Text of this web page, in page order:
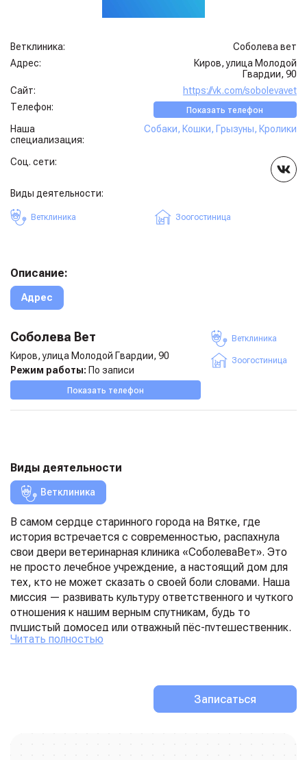
Описание:
Адрес
Соболева Вет
Киров, улица Молодой Гвардии, 90
Режим работы: По записи
Показать телефон
Ветклиника
Зоогостиница
Виды деятельности
Ветклиника
В самом сердце старинного города на Вятке, где
история встречается с современностью, распахнула
свои двери ветеринарная клиника «СоболеваВет». Это
не просто лечебное учреждение, а настоящий дом для
тех, кто не может сказать о своей боли словами. Наша
миссия — развивать культуру ответственного и чуткого
отношения к нашим верным спутникам, будь то
пушистый домосед или отважный пёс-путешественник.
кошекобъединяет в себе строгий профессионализм и
безграничную любовь. Для нас каждый пациент — это
уникальная история. Мы знаем, как тревожно бывает на
Читать полностью
Записаться
Ветклиника:
Соболева вет
Адрес:
Киров, улица Молодой
Гвардии, 90
Сайт:
https://vk.com/sobolevavet
Телефон:
Показать телефон
Наша
специализация:
Собаки, Кошки, Грызуны, Кролики
Соц. сети:
Виды деятельности:
Ветклиника Зоогостиница